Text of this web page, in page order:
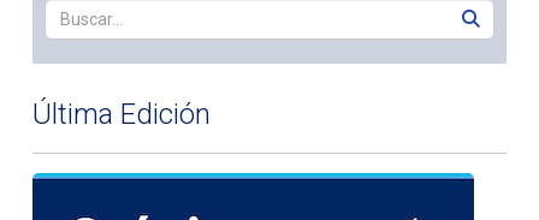
Última Edición